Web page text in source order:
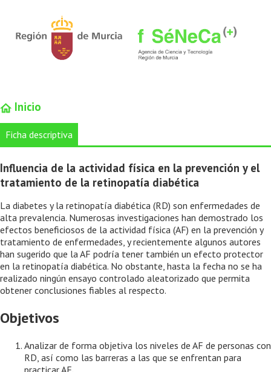
Inicio
Ficha descriptiva
Influencia de la actividad física en la prevención y el
tratamiento de la retinopatía diabética
La diabetes y la retinopatía diabética (RD) son enfermedades de
alta prevalencia. Numerosas investigaciones han demostrado los
efectos beneficiosos de la actividad física (AF) en la prevención y
tratamiento de enfermedades, y recientemente algunos autores
han sugerido que la AF podría tener también un efecto protector
en la retinopatía diabética. No obstante, hasta la fecha no se ha
realizado ningún ensayo controlado aleatorizado que permita
obtener conclusiones fiables al respecto.
Objetivos
Analizar de forma objetiva los niveles de AF de personas con
RD, así como las barreras a las que se enfrentan para
practicar AF.